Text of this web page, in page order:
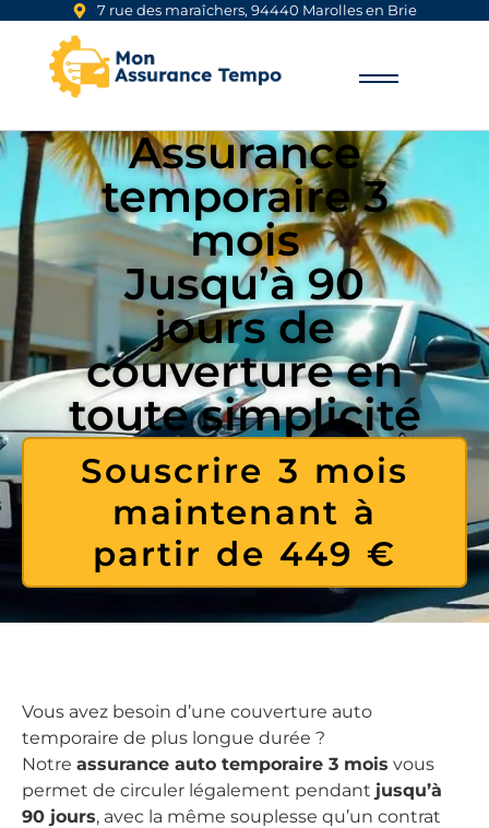
7 rue des maraîchers, 94440 Marolles en Brie
Assurance
temporaire 3
mois
Jusqu’à 90
jours de
couverture en
toute simplicité
Souscrire 3 mois
maintenant à
partir de 449 €
Vous avez besoin d’une couverture auto
temporaire de plus longue durée ?
Notre assurance auto temporaire 3 mois vous
permet de circuler légalement pendant jusqu’à
90 jours, avec la même souplesse qu’un contrat